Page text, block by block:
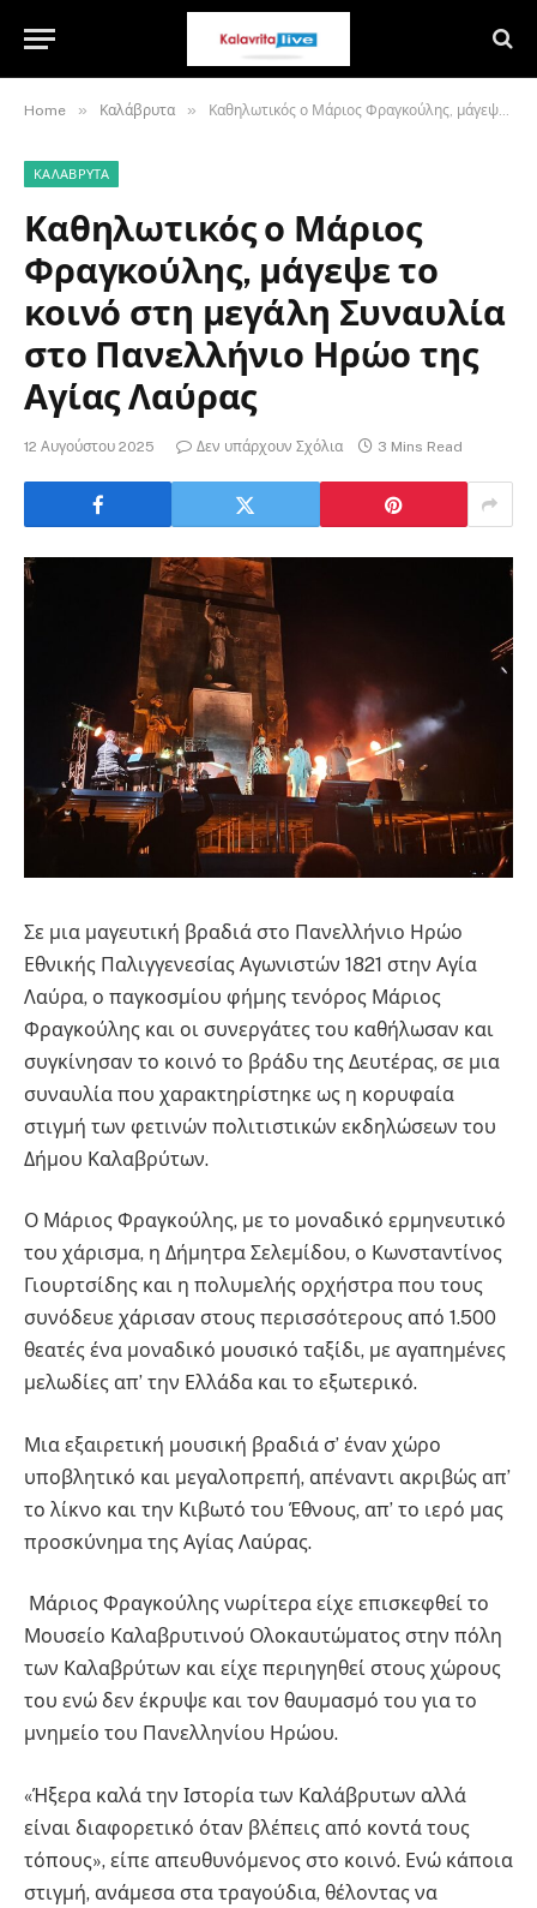
Home » Καλάβρυτα » Καθηλωτικός ο Μάριος Φραγκούλης, μάγεψε το κοινό στη μεγάλη Συναυλία στο Πανελλήνιο Ηρώο της Αγίας Λαύρας
ΚΑΛΆΒΡΥΤΑ
Καθηλωτικός ο Μάριος
Φραγκούλης, μάγεψε το
κοινό στη μεγάλη Συναυλία
στο Πανελλήνιο Ηρώο της
Αγίας Λαύρας
12 Αυγούστου 2025 Δεν υπάρχουν Σχόλια 3 Mins Read
Σε μια μαγευτική βραδιά στο Πανελλήνιο Ηρώο
Εθνικής Παλιγγενεσίας Αγωνιστών 1821 στην Αγία
Λαύρα, ο παγκοσμίου φήμης τενόρος Μάριος
Φραγκούλης και οι συνεργάτες του καθήλωσαν και
συγκίνησαν το κοινό το βράδυ της Δευτέρας, σε μια
συναυλία που χαρακτηρίστηκε ως η κορυφαία
στιγμή των φετινών πολιτιστικών εκδηλώσεων του
Δήμου Καλαβρύτων.
Ο Μάριος Φραγκούλης, με το μοναδικό ερμηνευτικό
του χάρισμα, η Δήμητρα Σελεμίδου, ο Κωνσταντίνος
Γιουρτσίδης και η πολυμελής ορχήστρα που τους
συνόδευε χάρισαν στους περισσότερους από 1.500
θεατές ένα μοναδικό μουσικό ταξίδι, με αγαπημένες
μελωδίες απ’ την Ελλάδα και το εξωτερικό.
Μια εξαιρετική μουσική βραδιά σ’ έναν χώρο
υποβλητικό και μεγαλοπρεπή, απέναντι ακριβώς απ’
το λίκνο και την Κιβωτό του Έθνους, απ’ το ιερό μας
προσκύνημα της Αγίας Λαύρας.
Μάριος Φραγκούλης νωρίτερα είχε επισκεφθεί το
Μουσείο Καλαβρυτινού Ολοκαυτώματος στην πόλη
των Καλαβρύτων και είχε περιηγηθεί στους χώρους
του ενώ δεν έκρυψε και τον θαυμασμό του για το
μνημείο του Πανελληνίου Ηρώου.
«Ήξερα καλά την Ιστορία των Καλάβρυτων αλλά
είναι διαφορετικό όταν βλέπεις από κοντά τους
τόπους», είπε απευθυνόμενος στο κοινό. Ενώ κάποια
στιγμή, ανάμεσα στα τραγούδια, θέλοντας να